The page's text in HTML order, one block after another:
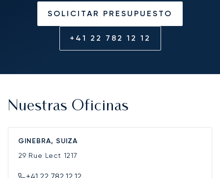
SOLICITAR PRESUPUESTO
+41 22 782 12 12
Nuestras Oficinas
GINEBRA, SUIZA
29 Rue Lect 1217
+41 22 782 12 12